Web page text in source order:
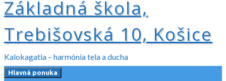
Základná škola,
Trebišovská 10, Košice
Kalokagatia – harmónia tela a ducha
Hlavná ponuka